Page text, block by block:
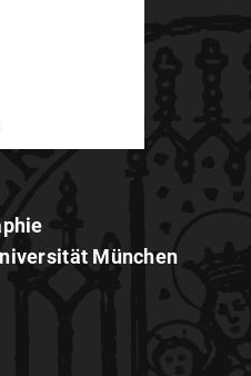
München